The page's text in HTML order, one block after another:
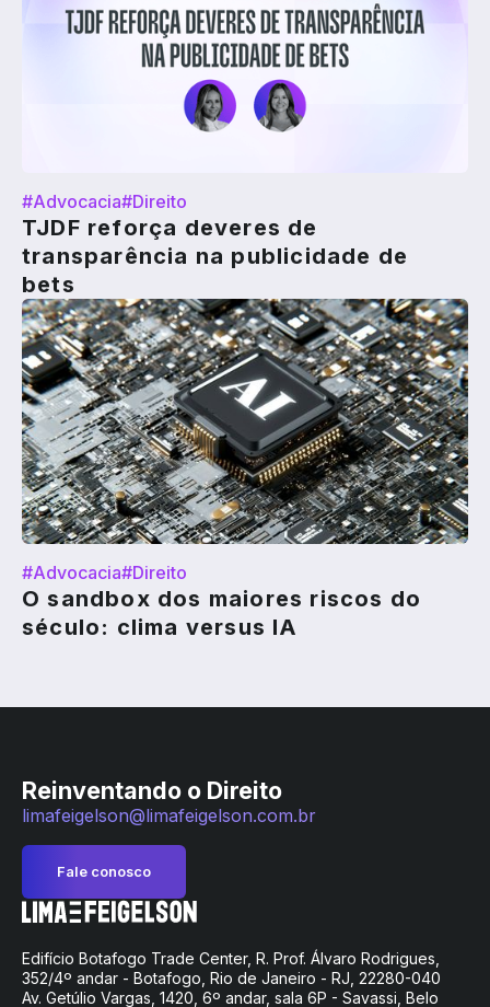
#Advocacia#Direito
TJDF reforça deveres de
transparência na publicidade de
bets
#Advocacia#Direito
O sandbox dos maiores riscos do
século: clima versus IA
Reinventando o Direito
limafeigelson@limafeigelson.com.br
Fale conosco
Edifício Botafogo Trade Center, R. Prof. Álvaro Rodrigues,
352/4º andar - Botafogo, Rio de Janeiro - RJ, 22280-040
Av. Getúlio Vargas, 1420, 6º andar, sala 6P - Savassi, Belo